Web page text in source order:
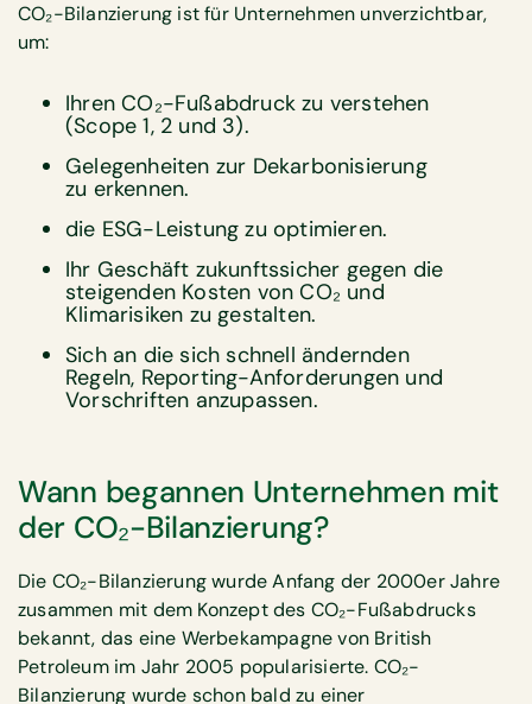
CO₂-Bilanzierung ist für Unternehmen unverzichtbar,
um:
Ihren CO₂-Fußabdruck zu verstehen
(Scope 1, 2 und 3).
Gelegenheiten zur Dekarbonisierung
zu erkennen.
die ESG-Leistung zu optimieren.
Ihr Geschäft zukunftssicher gegen die
steigenden Kosten von CO₂ und
Klimarisiken zu gestalten.
Sich an die sich schnell ändernden
Regeln, Reporting-Anforderungen und
Vorschriften anzupassen.
Wann begannen Unternehmen mit
der CO₂-Bilanzierung?
Die CO₂-Bilanzierung wurde Anfang der 2000er Jahre
zusammen mit dem Konzept des CO₂-Fußabdrucks
bekannt, das eine Werbekampagne von British
Petroleum im Jahr 2005 popularisierte. CO₂-
Bilanzierung wurde schon bald zu einer